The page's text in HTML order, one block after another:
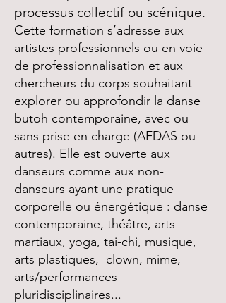
processus collectif ou scénique.
Cette formation s’adresse aux
artistes professionnels ou en voie
de professionnalisation et aux
chercheurs du corps souhaitant
explorer ou approfondir la danse
butoh contemporaine, avec ou
sans prise en charge (AFDAS ou
autres). Elle est ouverte aux
danseurs comme aux non-
danseurs ayant une pratique
corporelle ou énergétique : danse
contemporaine, théâtre, arts
martiaux, yoga, tai-chi, musique,
arts plastiques, clown, mime,
arts/performances
pluridisciplinaires...